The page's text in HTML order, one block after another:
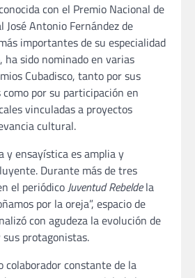
con el Premio Nacional de
José Antonio Fernández de
importantes de su especialidad
ha sido nominado en varias
Cubadisco, tanto por sus
por su participación en
vinculadas a proyectos
cultural.
y ensayística es amplia y
Durante más de tres
el periódicoJuventud Rebeldela
por la oreja”, espacio de
con agudeza la evolución de
protagonistas.
colaborador constante de la